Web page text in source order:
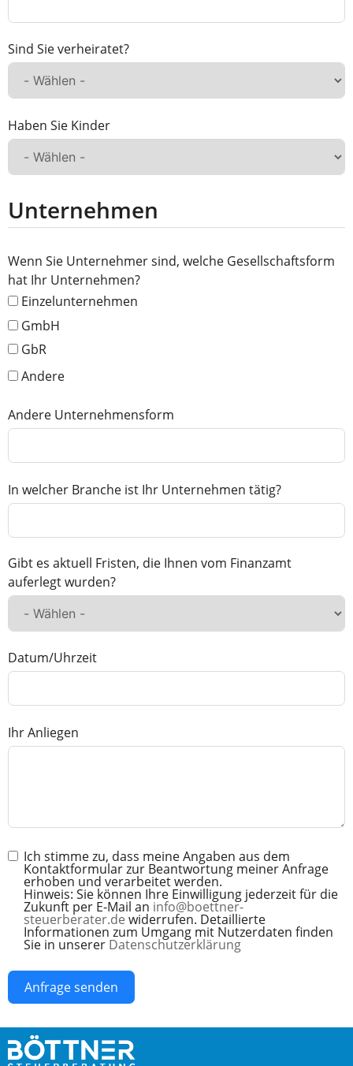
Sind Sie verheiratet?
Haben Sie Kinder
Unternehmen
Wenn Sie Unternehmer sind, welche Gesellschaftsform
hat Ihr Unternehmen?
Einzelunternehmen
GmbH
GbR
Andere
Andere Unternehmensform
In welcher Branche ist Ihr Unternehmen tätig?
Gibt es aktuell Fristen, die Ihnen vom Finanzamt
auferlegt wurden?
Datum/Uhrzeit
Ihr Anliegen
Ich stimme zu, dass meine Angaben aus dem
Kontaktformular zur Beantwortung meiner Anfrage
erhoben und verarbeitet werden.
Hinweis: Sie können Ihre Einwilligung jederzeit für die
Zukunft per E-Mail an info@boettner-
steuerberater.de widerrufen. Detaillierte
Informationen zum Umgang mit Nutzerdaten finden
Sie in unserer Datenschutzerklärung
Anfrage senden